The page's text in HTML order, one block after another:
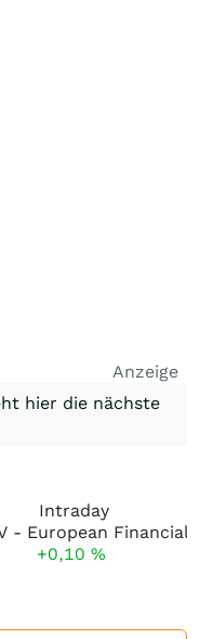
Anzeige
hier die nächste
Intraday
+0,10 %